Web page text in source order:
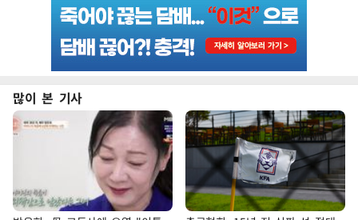
많이 본 기사